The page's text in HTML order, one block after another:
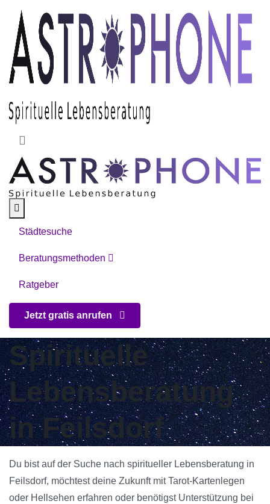
Skip to main content
Städtesuche
Beratungsmethoden
Ratgeber
Jetzt gratis anrufen
Spirituelle
Lebensberatung
in Feilsdorf
Du bist auf der Suche nach spiritueller Lebensberatung in
Feilsdorf, möchtest deine Zukunft mit Tarot-Kartenlegen
oder Hellsehen erfahren oder benötigst Unterstützung bei